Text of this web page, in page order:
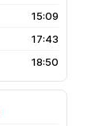
15:09
17:43
18:50